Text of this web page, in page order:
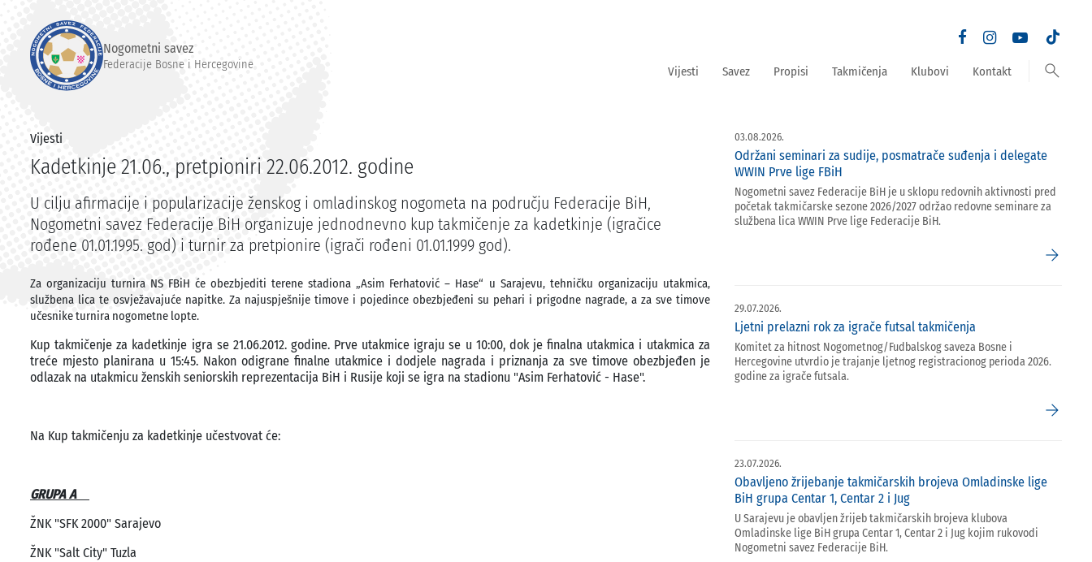
Nogometni savez
Federacije Bosne i Hercegovine Vijesti Savez Propisi Takmičenja Klubovi Kontakt search
Vijesti
Kadetkinje 21.06., pretpioniri 22.06.2012. godine
U cilju afirmacije i popularizacije ženskog i omladinskog nogometa na području Federacije BiH,
Nogometni savez Federacije BiH organizuje jednodnevno kup takmičenje za kadetkinje (igračice
rođene 01.01.1995. god) i turnir za pretpionire (igrači rođeni 01.01.1999 god).
Za organizaciju turnira NS FBiH će obezbjediti terene stadiona „Asim Ferhatović – Hase“ u Sarajevu, tehničku organizaciju utakmica,
službena lica te osvježavajuće napitke. Za najuspješnije timove i pojedince obezbjeđeni su pehari i prigodne nagrade, a za sve timove
učesnike turnira nogometne lopte.
Kup takmičenje za kadetkinje igra se 21.06.2012. godine. Prve utakmice igraju se u 10:00, dok je finalna utakmica i utakmica za
treće mjesto planirana u 15:45. Nakon odigrane finalne utakmice i dodjele nagrada i priznanja za sve timove obezbjeđen je
odlazak na utakmicu ženskih seniorskih reprezentacija BiH i Rusije koji se igra na stadionu "Asim Ferhatović - Hase".
Na Kup takmičenju za kadetkinje učestvovat će:
GRUPA A
ŽNK "SFK 2000" Sarajevo
ŽNK "Salt City" Tuzla
03.08.2026.
Održani seminari za sudije, posmatrače suđenja i delegate
WWIN Prve lige FBiH
Nogometni savez Federacije BiH je u sklopu redovnih aktivnosti pred
početak takmičarske sezone 2026/2027 održao redovne seminare za
službena lica WWIN Prve lige Federacije BiH.
arrow_forward
29.07.2026.
Ljetni prelazni rok za igrače futsal takmičenja
Komitet za hitnost Nogometnog/Fudbalskog saveza Bosne i
Hercegovine utvrdio je trajanje ljetnog registracionog perioda 2026.
godine za igrače futsala.
arrow_forward
23.07.2026.
Obavljeno žrijebanje takmičarskih brojeva Omladinske lige
BiH grupa Centar 1, Centar 2 i Jug
U Sarajevu je obavljen žrijeb takmičarskih brojeva klubova
Omladinske lige BiH grupa Centar 1, Centar 2 i Jug kojim rukovodi
Nogometni savez Federacije BiH.